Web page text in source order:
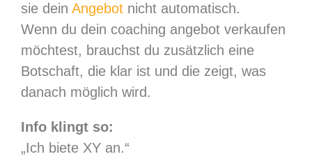
sie dein Angebot nicht automatisch.
Wenn du dein coaching angebot verkaufen
möchtest, brauchst du zusätzlich eine
Botschaft, die klar ist und die zeigt, was
danach möglich wird.
Info klingt so:
„Ich biete XY an.“